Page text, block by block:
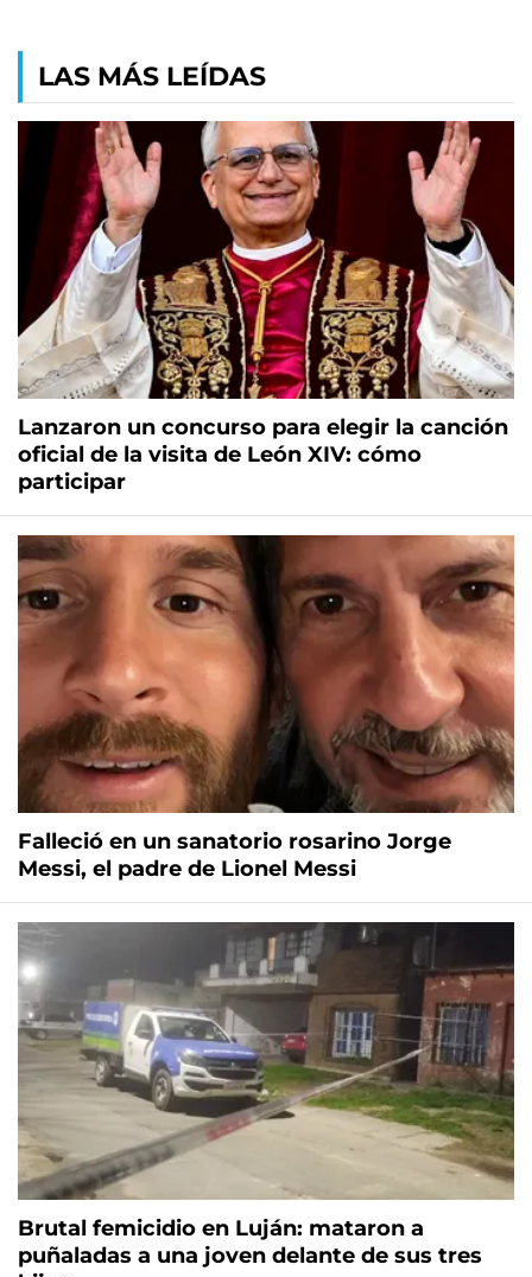
LAS MÁS LEÍDAS
Lanzaron un concurso para elegir la canción
oficial de la visita de León XIV: cómo
participar
Falleció en un sanatorio rosarino Jorge
Messi, el padre de Lionel Messi
Brutal femicidio en Luján: mataron a
puñaladas a una joven delante de sus tres